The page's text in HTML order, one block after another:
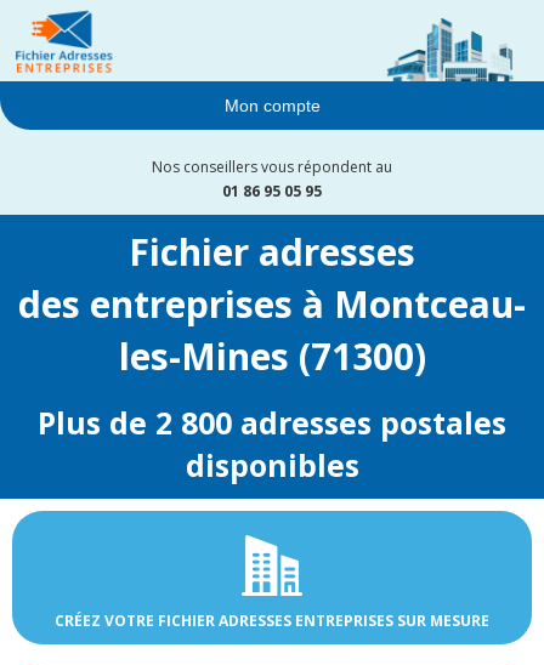
Mon compte
Nos conseillers vous répondent au
01 86 95 05 95
Fichier adresses
des entreprises à Montceau-
les-Mines (71300)
Plus de 2 800 adresses postales
disponibles
CRÉEZ VOTRE FICHIER ADRESSES ENTREPRISES SUR MESURE